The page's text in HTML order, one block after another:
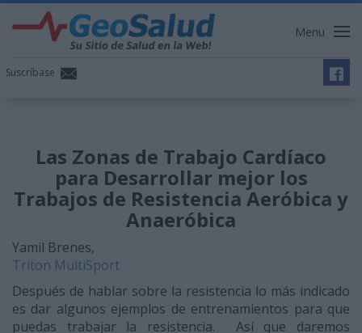
Menu
Suscríbase
Las Zonas de Trabajo Cardíaco
para Desarrollar mejor los
Trabajos de Resistencia Aeróbica y
Anaeróbica
Yamil Brenes,
Triton MultiSport
Después de hablar sobre la resistencia lo más indicado
es dar algunos ejemplos de entrenamientos para que
puedas trabajar la resistencia. Así que daremos